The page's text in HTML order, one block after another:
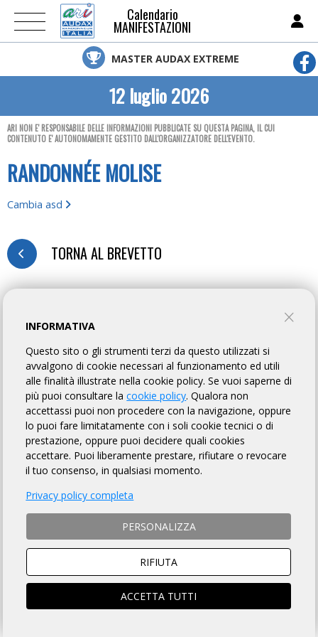
Calendario
MANIFESTAZIONI
MASTER AUDAX EXTREME
12 luglio 2026
ARI NON E' RESPONSABILE DELLE INFORMAZIONI PUBBLICATE SU QUESTA PAGINA, IL CUI
CONTENUTO E' AUTONOMAMENTE GESTITO DALL'ORGANIZZATORE DELL'EVENTO.
RANDONNÉE MOLISE
Cambia asd
TORNA AL BREVETTO
MODALITÀ DI ISCRIZIONE
MODALITÀ DI PAGAMENTO
NON si ACCETTANO ciclisti non tesserati
ISTRUZIONI PER ISCRIZIONI ONLINE
ACCEDI e si aprirà la scheda
iscrizione compilata
NON SOCIO ARI
brevetto
INFORMATIVA
Questo sito o gli strumenti terzi da questo utilizzati si
avvalgono di cookie necessari al funzionamento ed utili
alle finalità illustrate nella cookie policy. Se vuoi saperne di
più puoi consultare lacookie policy. Qualora non
accettassi puoi non procedere con la navigazione, oppure
lo puoi fare limitatamente con i soli cookie tecnici o di
prestazione, oppure puoi decidere quali cookies
accettare. Puoi liberamente prestare, rifiutare o revocare
il tuo consenso, in qualsiasi momento.
Privacy policy completa
PERSONALIZZA
RIFIUTA
ACCETTA TUTTI